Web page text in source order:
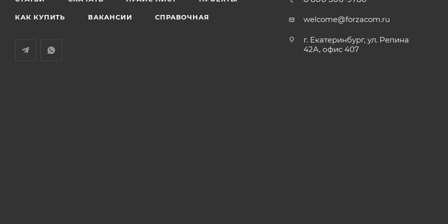
КАК КУПИТЬ ВАКАНСИИ СПРАВОЧНАЯ welcome@forzacom.ru
г. Екатеринбург, ул. Репина
42А, офис 407